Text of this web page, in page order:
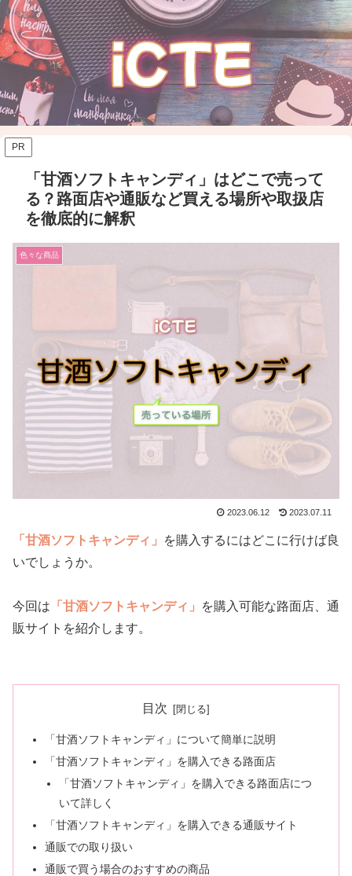
PR
「甘酒ソフトキャンディ」はどこで売って
る？路面店や通販など買える場所や取扱店
を徹底的に解釈
色々な商品
2023.06.12 2023.07.11
「甘酒ソフトキャンディ」
を購入するにはどこに行けば良
いでしょうか。
今回は 「甘酒ソフトキャンディ」
を購入可能な路面店、通
販サイトを紹介します。
目次
「甘酒ソフトキャンディ」について簡単に説明
「甘酒ソフトキャンディ」を購入できる路面店
「甘酒ソフトキャンディ」を購入できる路面店につ
いて詳しく
「甘酒ソフトキャンディ」を購入できる通販サイト
通販での取り扱い
通販で買う場合のおすすめの商品